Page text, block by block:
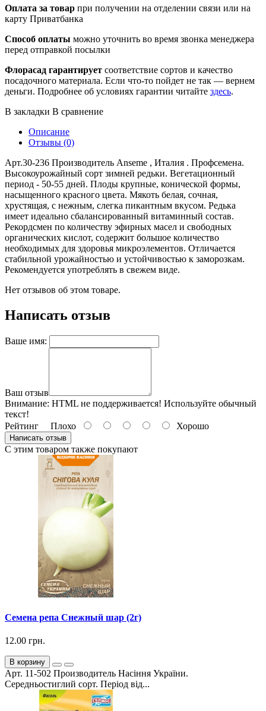
Оплата за товар при получении на отделении связи или на
карту Приватбанка
Способ оплаты можно уточнить во время звонка менеджера
перед отправкой посылки
Флорасад гарантирует соответствие сортов и качество
посадочного материала. Если что-то пойдет не так — вернем
деньги. Подробнее об условиях гарантии читайте здесь.
В закладки В сравнение
Описание
Отзывы (0)
Арт.30-236 Производитель Anseme , Италия . Профсемена.
Высокоурожайный сорт зимней редьки. Вегетационный
период - 50-55 дней. Плоды крупные, конической формы,
насыщенного красного цвета. Мякоть белая, сочная,
хрустящая, с нежным, слегка пикантным вкусом. Редька
имеет идеально сбалансированный витаминный состав.
Рекордсмен по количеству эфирных масел и свободных
органических кислот, содержит большое количество
необходимых для здоровья микроэлементов. Отличается
стабильной урожайностью и устойчивостью к заморозкам.
Рекомендуется употреблять в свежем виде.
Нет отзывов об этом товаре.
Написать отзыв
Ваше имя:
Ваш отзыв
Внимание: HTML не поддерживается! Используйте обычный
текст!
Рейтинг Плохо Хорошо
Написать отзыв
С этим товаром также покупают
Семена репа Снежный шар (2г)
12.00 грн.
В корзину
Арт. 11-502 Производитель Насіння України.
Середньостиглий сорт. Період від...